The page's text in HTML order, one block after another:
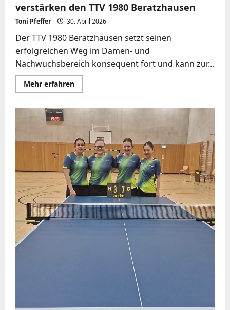
verstärken den TTV 1980 Beratzhausen
Toni Pfeffer 30. April 2026
Der TTV 1980 Beratzhausen setzt seinen
erfolgreichen Weg im Damen- und
Nachwuchsbereich konsequent fort und kann zur...
Mehr erfahrenMehr
Informationen
Zwei
Zukunft:
Stella
Zieger
und
Finja
Scholze
verstärken
den
TTV
1980
Beratzhausen